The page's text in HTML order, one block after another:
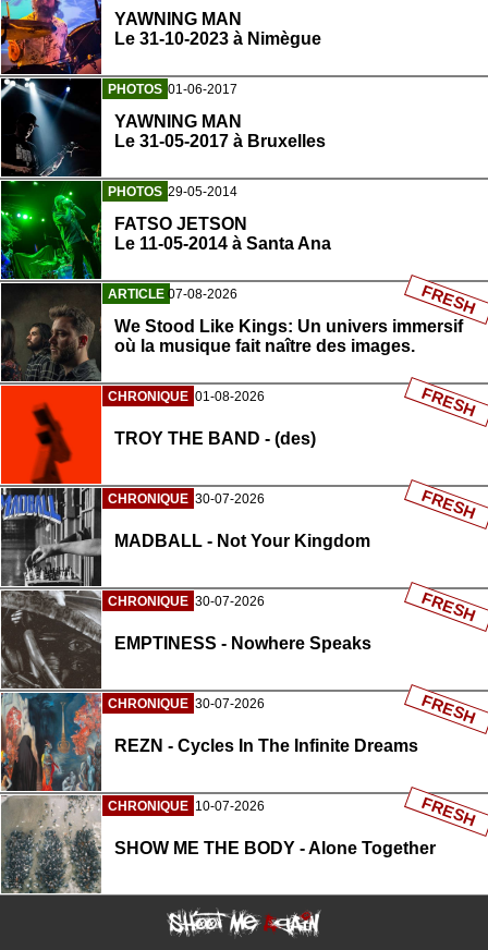
YAWNING MAN
Le 31-10-2023 à Nimègue
PHOTOS 01-06-2017
YAWNING MAN
Le 31-05-2017 à Bruxelles
PHOTOS 29-05-2014
FATSO JETSON
Le 11-05-2014 à Santa Ana
ARTICLE 07-08-2026
We Stood Like Kings: Un univers immersif
où la musique fait naître des images.
FRESH
CHRONIQUE 01-08-2026
TROY THE BAND - (des)
FRESH
CHRONIQUE 30-07-2026
MADBALL - Not Your Kingdom
FRESH
CHRONIQUE 30-07-2026
EMPTINESS - Nowhere Speaks
FRESH
CHRONIQUE 30-07-2026
REZN - Cycles In The Infinite Dreams
FRESH
CHRONIQUE 10-07-2026
SHOW ME THE BODY - Alone Together
FRESH